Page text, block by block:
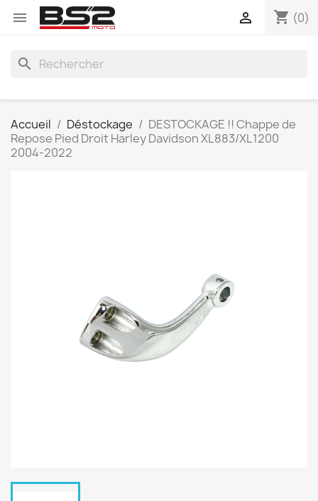
 shopping_cart (0)

search
Accueil Déstockage
DESTOCKAGE !! Chappe de
Repose Pied Droit Harley Davidson XL883/XL1200
2004-2022